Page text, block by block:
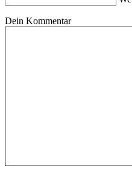
Dein Kommentar